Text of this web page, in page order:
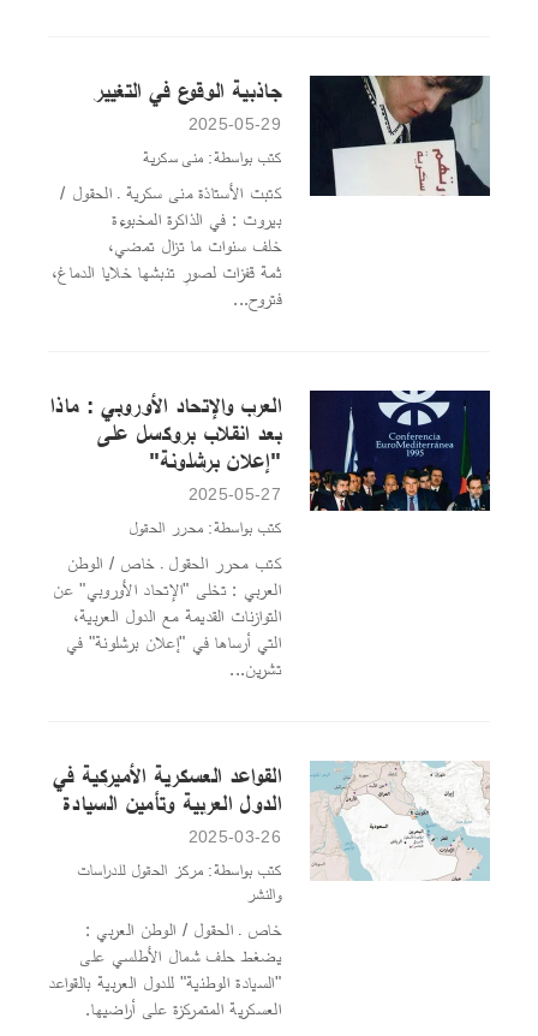
جاذبية الوقوع في التغيير
2025-05-29
كتب بواسطة: منى سكرية
كتبت الأستاذة منى سكرية ـ الحقول /
بيروت : في الذاكرة المخبوءة
خلف سنوات ما تزال تمضي،
ثمة قفزات لصورٍ تنبشها خلايا الدماغ،
فتروح...
العرب والإتحاد الأوروبي : ماذا
بعد انقلاب بروكسل على
"إعلان برشلونة"
2025-05-27
كتب بواسطة: محرر الحقول
كتب محرر الحقول ـ خاص / الوطن
العربي : تخلى "الإتحاد الأوروبي" عن
التوازنات القديمة مع الدول العربية،
التي أرساها في "إعلان برشلونة" في
تشرين...
القواعد العسكرية الأميركية في
الدول العربية وتأمين السيادة
2025-03-26
كتب بواسطة: مركز الحقول للدراسات
والنشر
خاص ـ الحقول / الوطن العربي :
يضغط حلف شمال الأطلسي على
"السيادة الوطنية" للدول العربية بالقواعد
العسكرية المتمركزة على أراضيها.